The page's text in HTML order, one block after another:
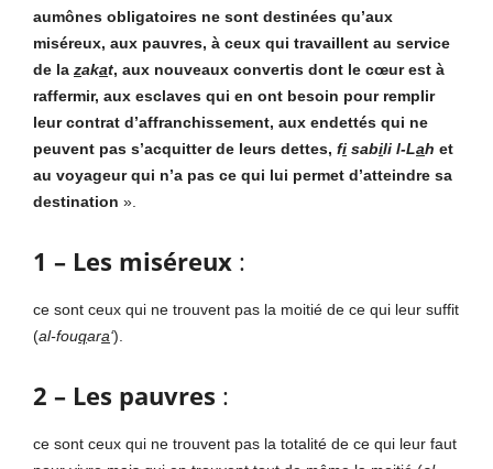
aumônes obligatoires ne sont destinées qu’aux
miséreux, aux pauvres, à ceux qui travaillent au service
de la zakat, aux nouveaux convertis dont le cœur est à
raffermir, aux esclaves qui en ont besoin pour remplir
leur contrat d’affranchissement, aux endettés qui ne
peuvent pas s’acquitter de leurs dettes, fi sabili l-Lah et
au voyageur qui n’a pas ce qui lui permet d’atteindre sa
destination »
1 – Les miséreux :
ce sont ceux qui ne trouvent pas la moitié de ce qui leur suffit
(al-fouqara‘).
2 – Les pauvres :
ce sont ceux qui ne trouvent pas la totalité de ce qui leur faut